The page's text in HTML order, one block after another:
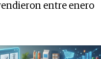
entre enero